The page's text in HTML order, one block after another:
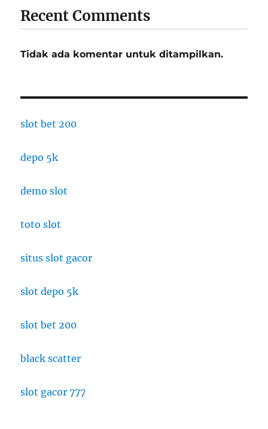
Recent Comments
Tidak ada komentar untuk ditampilkan.
slot bet 200
depo 5k
demo slot
toto slot
situs slot gacor
slot depo 5k
slot bet 200
black scatter
slot gacor 777